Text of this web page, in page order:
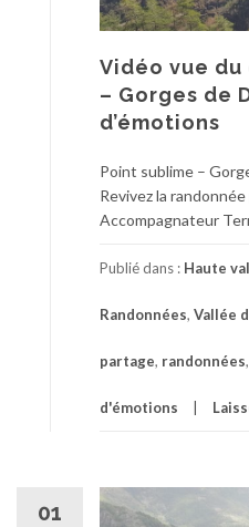
Vidéo vue
– Gorges de
d’émotions
Point sublime –
Revivez la
Accompagnateur
Publié dans : Haute
Randonnées, Vallée
partage, randonnées,
d'émotions
01